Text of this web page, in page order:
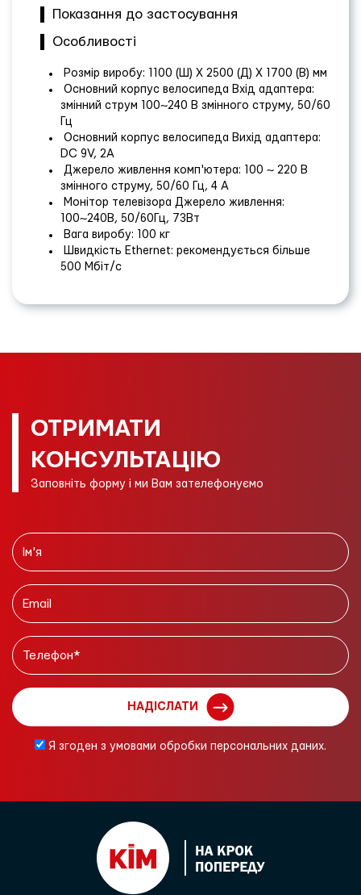
Показання до застосування
Особливості
Розмір виробу: 1100 (Ш) X 2500 (Д) X 1700 (В) мм
Основний корпус велосипеда Вхід адаптера:
змінний струм 100~240 В змінного струму, 50/60
Гц
Основний корпус велосипеда Вихід адаптера:
DC 9V, 2A
Джерело живлення комп'ютера: 100 ~ 220 В
змінного струму, 50/60 Гц, 4 А
Монітор телевізора Джерело живлення:
100~240В, 50/60Гц, 73Вт
Вага виробу: 100 кг
Швидкість Ethernet: рекомендується більше
500 Мбіт/с
ОТРИМАТИ
КОНСУЛЬТАЦІЮ
Заповніть форму і ми Вам зателефонуємо
НАДІСЛАТИ
Я згоден з умовами обробки персональних даних.